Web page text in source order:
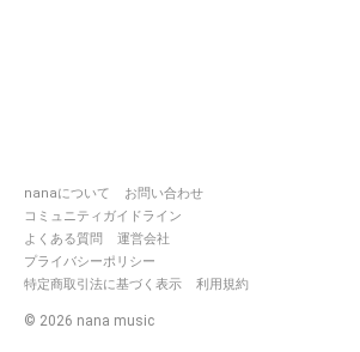
nanaについて
お問い合わせ
コミュニティガイドライン
よくある質問
運営会社
プライバシーポリシー
特定商取引法に基づく表示
利用規約
© 2026 nana music